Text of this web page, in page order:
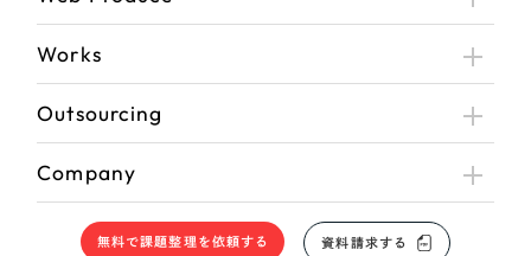
Works
Outsourcing
Company
無料で課題整理を依頼する 資料請求する